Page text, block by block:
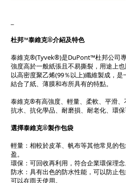
杜邦™泰維克®介紹及特色
泰維克®(Tyvek®)是DuPont™杜邦公司
強度高於一般紙張且不易撕裂，用途上也
以高密度聚乙烯(99％以上)纖維製成，是
結合了紙、薄膜和布所具有的特點。
泰維克®有高強度、輕量、柔軟、平滑、
抗水、抗化學品、耐磨損、耐老化、環保
選擇泰維克®製作包袋
輕量：相較於皮革、帆布等其他常見的
盈。
環保：可回收再利用，符合企業環保理念
防水：具有出色的防水性能，可以防止
可以在雨天使用。